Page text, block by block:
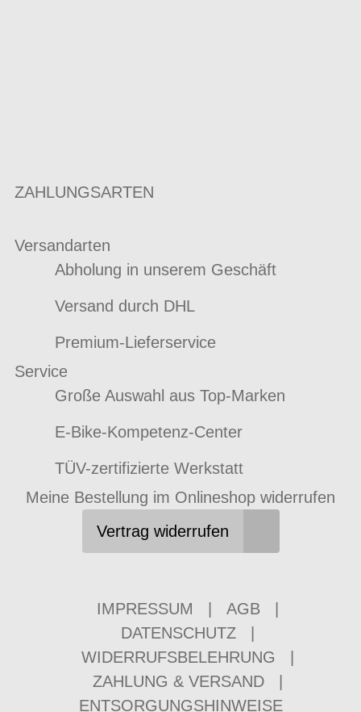
ZAHLUNGSARTEN
Versandarten
Abholung in unserem Geschäft
Versand durch DHL
Premium-Lieferservice
Service
Große Auswahl aus Top-Marken
E-Bike-Kompetenz-Center
TÜV-zertifizierte Werkstatt
Meine Bestellung im Onlineshop widerrufen
Vertrag widerrufen
IMPRESSUM AGB
DATENSCHUTZ
WIDERRUFSBELEHRUNG
ZAHLUNG & VERSAND
ENTSORGUNGSHINWEISE